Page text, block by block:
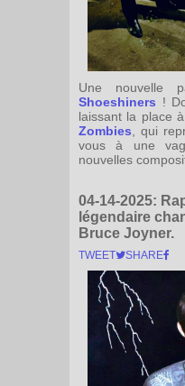
Une nouvelle
Shoeshiners !
laissant la place à
Zombies, qui
vous à une
nouvelles
04-14-2025:
légendaire
Bruce Joyner.
TWEET SHARE